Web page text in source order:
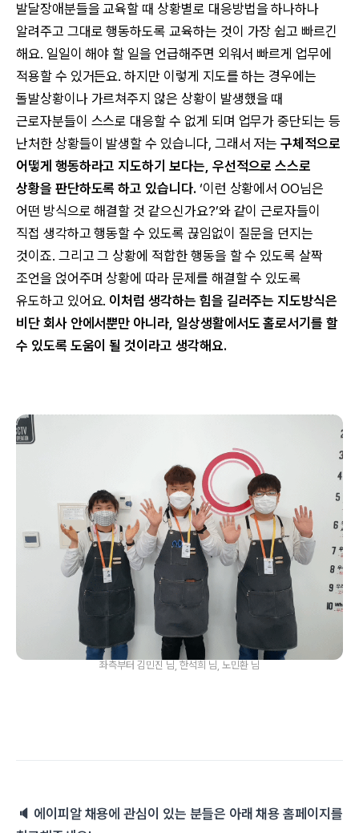
발달장애분들을 교육할 때 상황별로 대응방법을 하나하나
알려주고 그대로 행동하도록 교육하는 것이 가장 쉽고 빠르긴
해요. 일일이 해야 할 일을 언급해주면 외워서 빠르게 업무에
적용할 수 있거든요. 하지만 이렇게 지도를 하는 경우에는
돌발상황이나 가르쳐주지 않은 상황이 발생했을 때
근로자분들이 스스로 대응할 수 없게 되며 업무가 중단되는 등
난처한 상황들이 발생할 수 있습니다, 그래서 저는 구체적으로
어떻게 행동하라고 지도하기 보다는, 우선적으로 스스로
상황을 판단하도록 하고 있습니다. ‘이런 상황에서 OO님은
어떤 방식으로 해결할 것 같으신가요?’와 같이 근로자들이
직접 생각하고 행동할 수 있도록 끊임없이 질문을 던지는
것이죠. 그리고 그 상황에 적합한 행동을 할 수 있도록 살짝
조언을 얹어주며 상황에 따라 문제를 해결할 수 있도록
유도하고 있어요. 이처럼 생각하는 힘을 길러주는 지도방식은
비단 회사 안에서뿐만 아니라, 일상생활에서도 홀로서기를 할
수 있도록 도움이 될 것이라고 생각해요.
좌측부터 김민진 님, 한석희 님, 노민환 님
🔈 에이피알 채용에 관심이 있는 분들은 아래 채용 홈페이지를